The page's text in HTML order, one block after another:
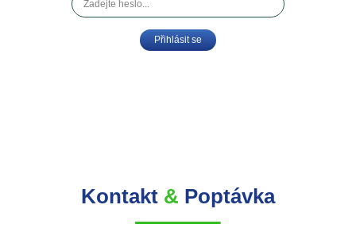
Přihlásit se
Kontakt & Poptávka